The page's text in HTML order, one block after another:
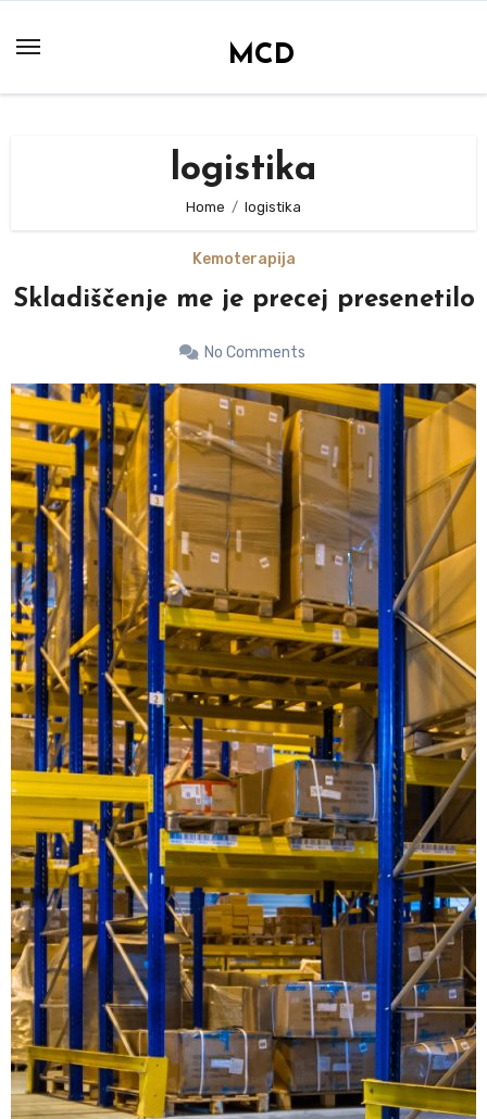
MCD
logistika
Home logistika
Kemoterapija
Skladiščenje me je precej presenetilo
No Comments